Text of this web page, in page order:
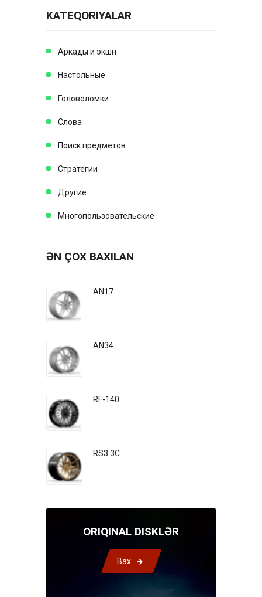
KATEQORIYALAR
Аркады и экшн
Настольные
Головоломки
Слова
Поиск предметов
Стратегии
Другие
Многопользовательские
ƏN ÇOX BAXILAN
AN17
AN34
RF-140
RS3.3C
ORIQINAL DISKLƏR
Bax